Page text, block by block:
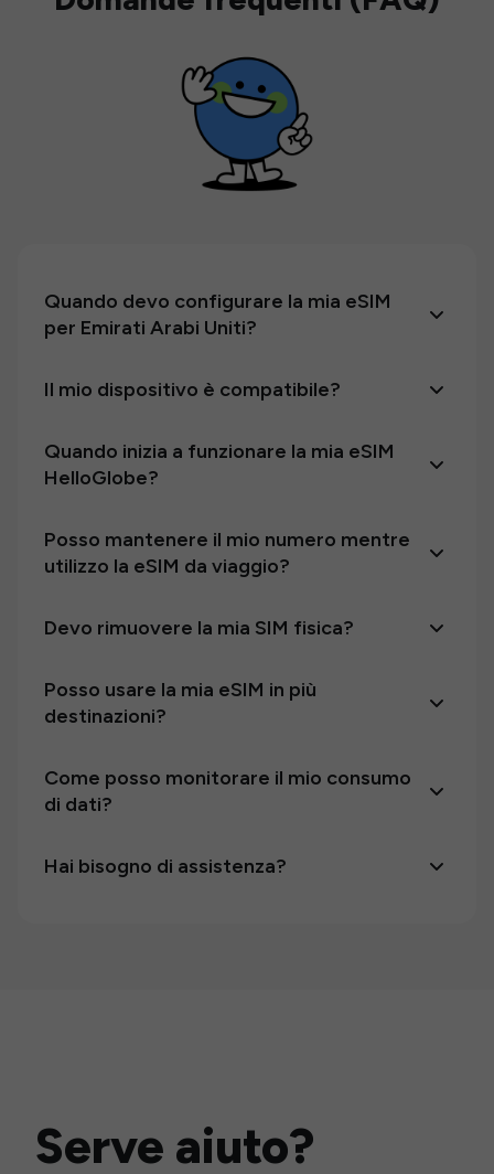
Quando devo configurare la mia eSIM
per Emirati Arabi Uniti?
Il mio dispositivo è compatibile?
Quando inizia a funzionare la mia eSIM
HelloGlobe?
Posso mantenere il mio numero mentre
utilizzo la eSIM da viaggio?
Devo rimuovere la mia SIM fisica?
Posso usare la mia eSIM in più
destinazioni?
Come posso monitorare il mio consumo
di dati?
Hai bisogno di assistenza?
Serve aiuto?